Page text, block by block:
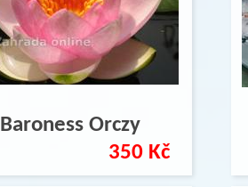
Baroness Orczy
350 Kč